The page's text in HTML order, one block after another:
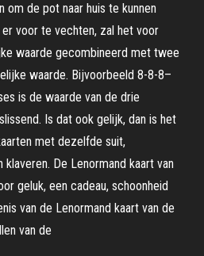
om de pot naar huis te kunnen
voor te vechten, zal het voor
waarde gecombineerd met twee
waarde. Bijvoorbeeld 8-8-8–
is de waarde van de drie
Is dat ook gelijk, dan is het
met dezelfde suit,
De Lenormand kaart van
geluk, een cadeau, schoonheid
van de Lenormand kaart van de
van de